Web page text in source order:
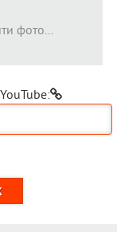
фото...